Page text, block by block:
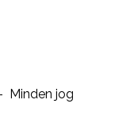
Minden jog